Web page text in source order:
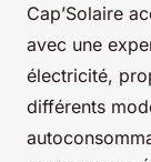
Cap’Solaire
avec une
électricité,
différents